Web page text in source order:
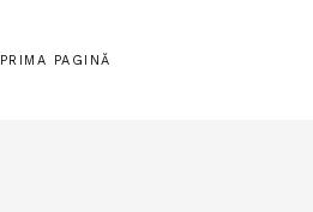
PRIMA PAGINĂ